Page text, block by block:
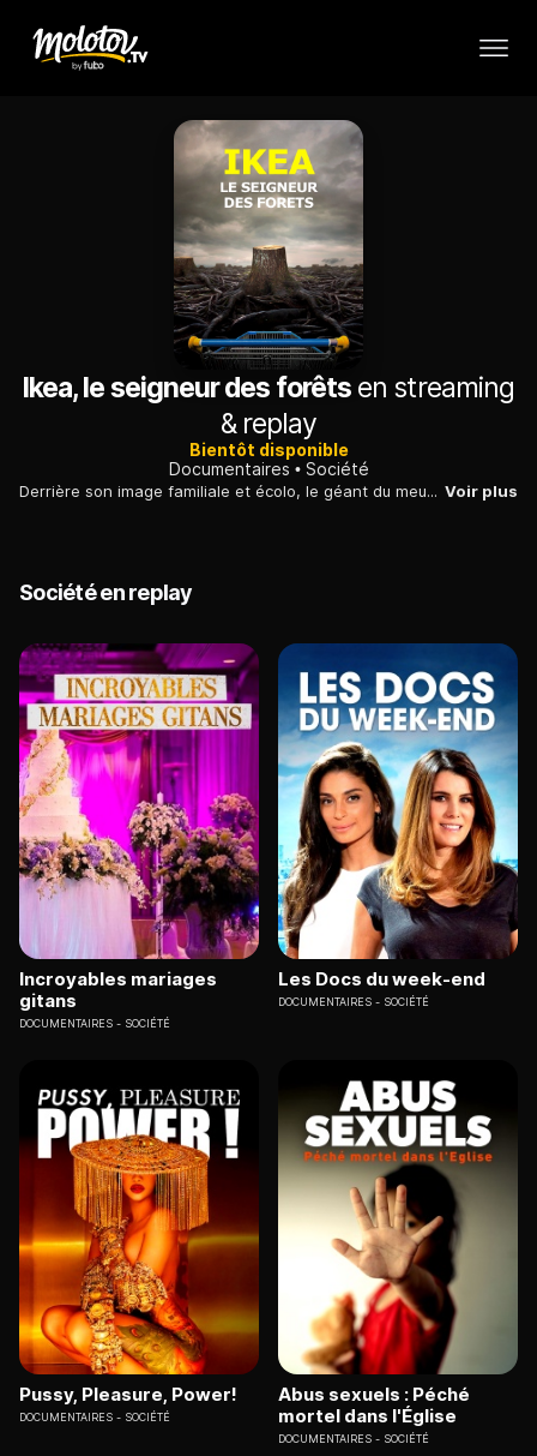
Ikea, le seigneur des forêts en streaming
& replay
Bientôt disponible
Documentaires
Société
Derrière son image familiale et écolo, le géant du meuble suédois, plus gros consommateur de bois au monde, révèle des pratiques bien peu scrupuleuses... Voir plus
Société en replay
Incroyables mariages
gitans
DOCUMENTAIRES SOCIÉTÉ
Les Docs du week-end
DOCUMENTAIRES SOCIÉTÉ
Pussy, Pleasure, Power!
DOCUMENTAIRES SOCIÉTÉ
Abus sexuels : Péché
mortel dans l'Église
DOCUMENTAIRES SOCIÉTÉ